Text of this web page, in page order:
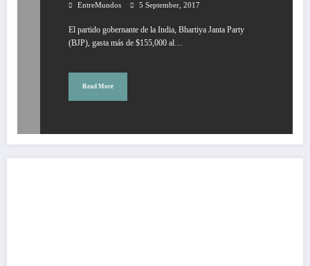
EntreMundos 5 September, 2017
El partido gobernante de la India, Bhartiya Janta Party
(BJP), gasta más de $155,000 al…
Read More